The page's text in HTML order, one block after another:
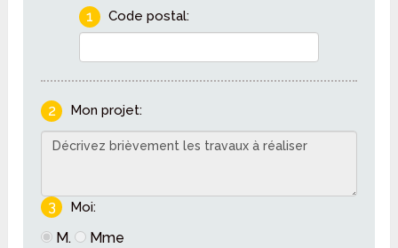
1 Code postal:
2 Mon projet:
3 Moi:
M. Mme